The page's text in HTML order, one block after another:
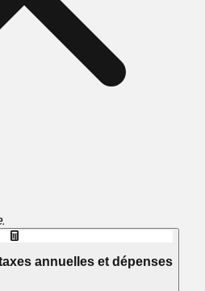
annuelles et dépenses